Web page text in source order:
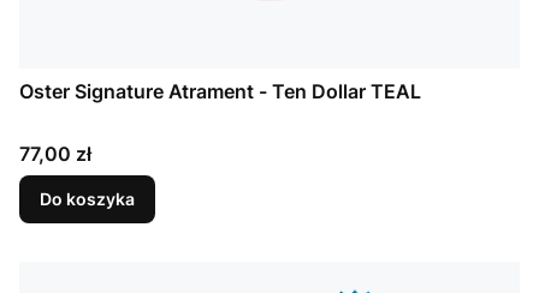
Oster Signature Atrament - Ten Dollar TEAL
Cena
77,00 zł
Do koszyka